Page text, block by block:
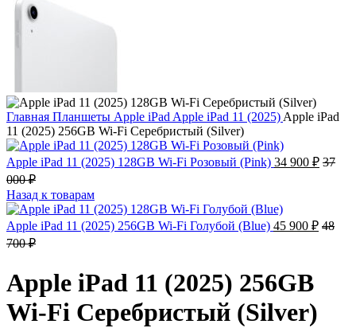
Главная Планшеты Apple iPad Apple iPad 11 (2025) Apple iPad
11 (2025) 256GB Wi-Fi Серебристый (Silver)
Apple iPad 11 (2025) 128GB Wi-Fi Розовый (Pink) 34 900 ₽ 37
000₽
Назад к товарам
Apple iPad 11 (2025) 256GB Wi-Fi Голубой (Blue) 45 900 ₽ 48
700₽
Apple iPad 11 (2025) 256GB
Wi-Fi Серебристый (Silver)